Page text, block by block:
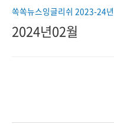
쏙쏙뉴스잉글리쉬 2023-24년
2024년02월